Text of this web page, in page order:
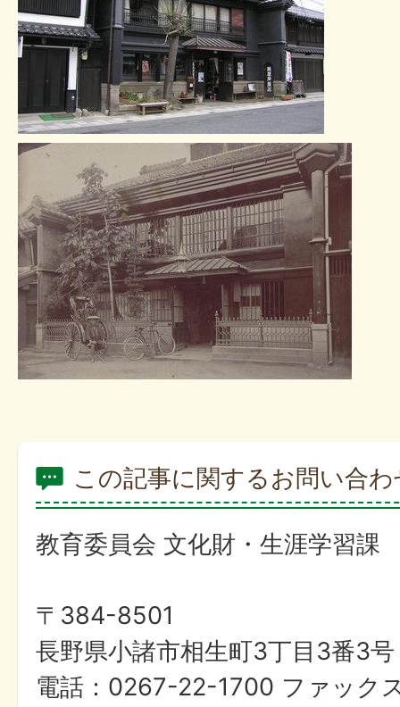
この記事に関するお問い合
教育委員会 文化財・生涯学習課
〒384-8501
長野県小諸市相生町3丁目3番3号
電話：0267-22-1700 ファック